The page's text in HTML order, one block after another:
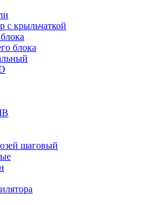
с крыльчаткой
блока
шаговый